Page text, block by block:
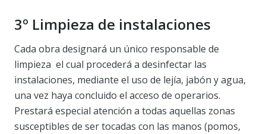
3º Limpieza de instalaciones
Cada obra designará un único responsable de
limpieza el cual procederá a desinfectar las
instalaciones, mediante el uso de lejía, jabón y agua,
una vez haya concluido el acceso de operarios.
Prestará especial atención a todas aquellas zonas
susceptibles de ser tocadas con las manos (pomos,